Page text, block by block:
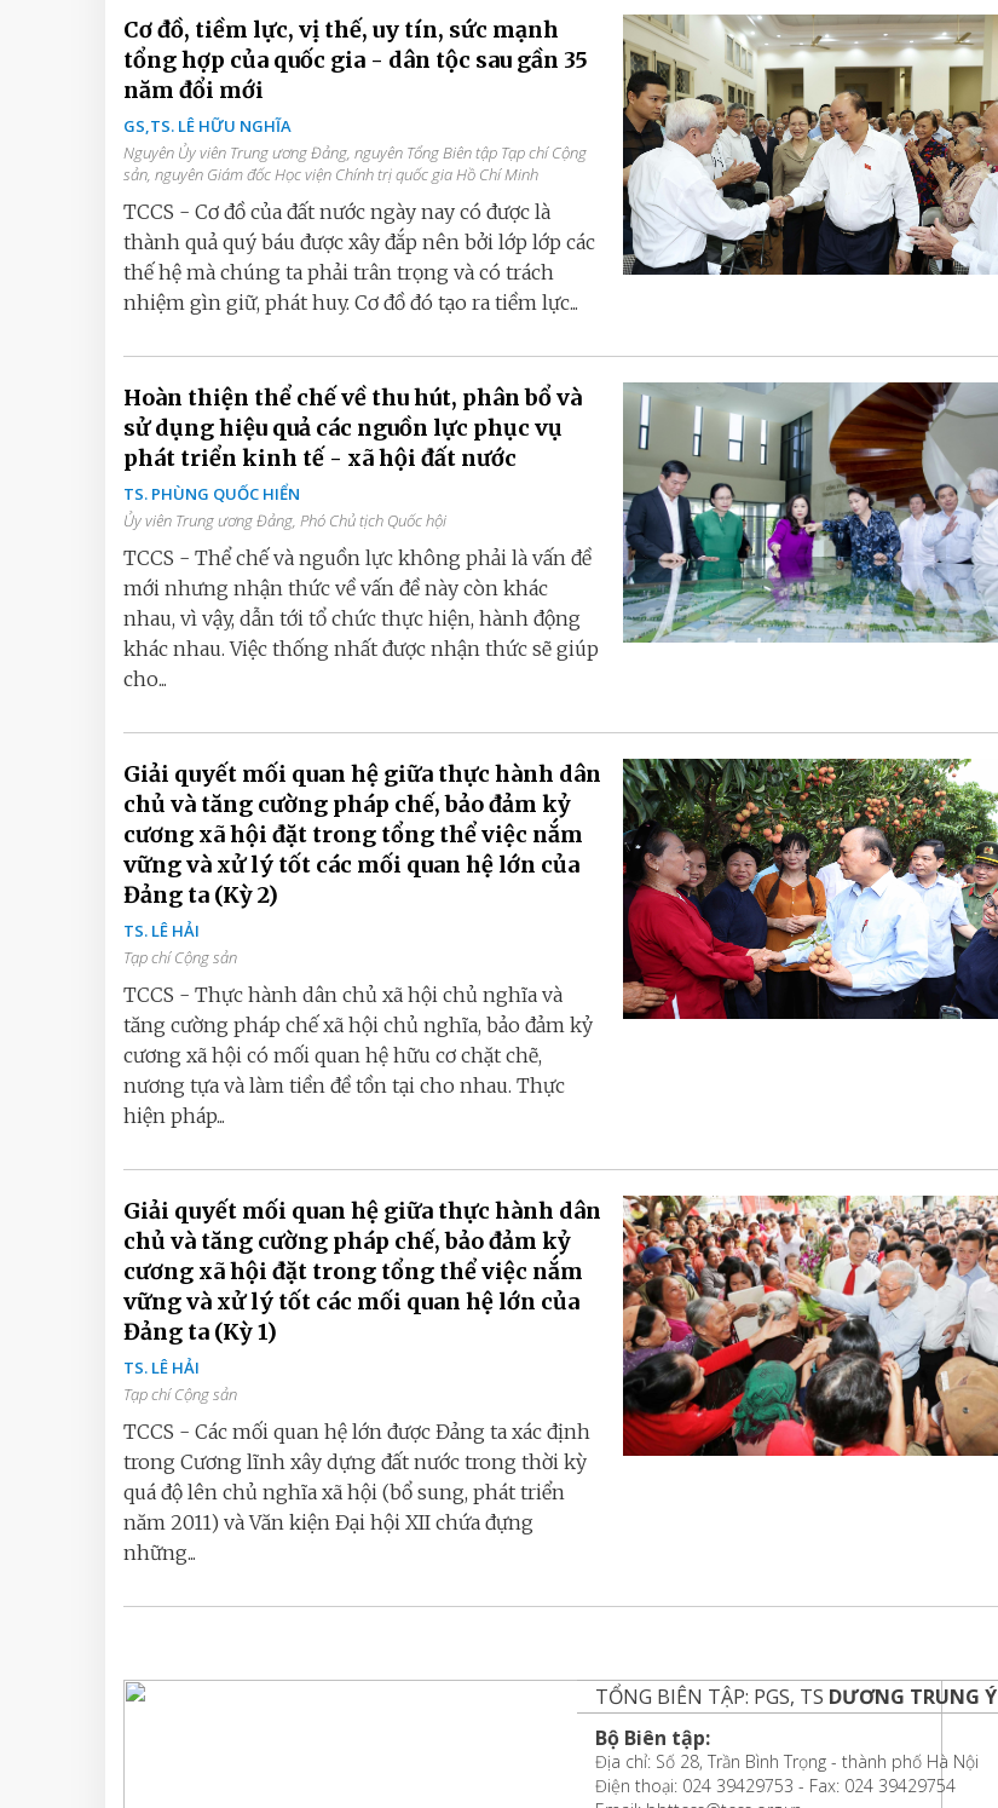
Cơ đồ, tiềm lực, vị thế, uy tín, sức mạnh
tổng hợp của quốc gia - dân tộc sau gần 35
năm đổi mới
GS,TS. LÊ HỮU NGHĨA
Nguyên Ủy viên Trung ương Đảng, nguyên Tổng Biên tập Tạp chí Cộng
sản, nguyên Giám đốc Học viện Chính trị quốc gia Hồ Chí Minh
TCCS - Cơ đồ của đất nước ngày nay có được là
thành quả quý báu được xây đắp nên bởi lớp lớp các
thế hệ mà chúng ta phải trân trọng và có trách
nhiệm gìn giữ, phát huy. Cơ đồ đó tạo ra tiềm lực...
Hoàn thiện thể chế về thu hút, phân bổ và
sử dụng hiệu quả các nguồn lực phục vụ
phát triển kinh tế - xã hội đất nước
TS. PHÙNG QUỐC HIỂN
Ủy viên Trung ương Đảng, Phó Chủ tịch Quốc hội
TCCS - Thể chế và nguồn lực không phải là vấn đề
mới nhưng nhận thức về vấn đề này còn khác
nhau, vì vậy, dẫn tới tổ chức thực hiện, hành động
khác nhau. Việc thống nhất được nhận thức sẽ giúp
cho...
Giải quyết mối quan hệ giữa thực hành dân
chủ và tăng cường pháp chế, bảo đảm kỷ
cương xã hội đặt trong tổng thể việc nắm
vững và xử lý tốt các mối quan hệ lớn của
Đảng ta (Kỳ 2)
TS. LÊ HẢI
Tạp chí Cộng sản
TCCS - Thực hành dân chủ xã hội chủ nghĩa và
tăng cường pháp chế xã hội chủ nghĩa, bảo đảm kỷ
cương xã hội có mối quan hệ hữu cơ chặt chẽ,
nương tựa và làm tiền đề tồn tại cho nhau. Thực
hiện pháp...
Giải quyết mối quan hệ giữa thực hành dân
chủ và tăng cường pháp chế, bảo đảm kỷ
cương xã hội đặt trong tổng thể việc nắm
vững và xử lý tốt các mối quan hệ lớn của
Đảng ta (Kỳ 1)
TS. LÊ HẢI
Tạp chí Cộng sản
TCCS - Các mối quan hệ lớn được Đảng ta xác định
trong Cương lĩnh xây dựng đất nước trong thời kỳ
quá độ lên chủ nghĩa xã hội (bổ sung, phát triển
năm 2011) và Văn kiện Đại hội XII chứa đựng
những...
TỔNG BIÊN TẬP: PGS, TS DƯƠNG TRUNG Ý
Bộ Biên tập:
Địa chỉ: Số 28, Trần Bình Trọng - thành phố Hà Nội
Điện thoại: 024 39429753 - Fax: 024 39429754